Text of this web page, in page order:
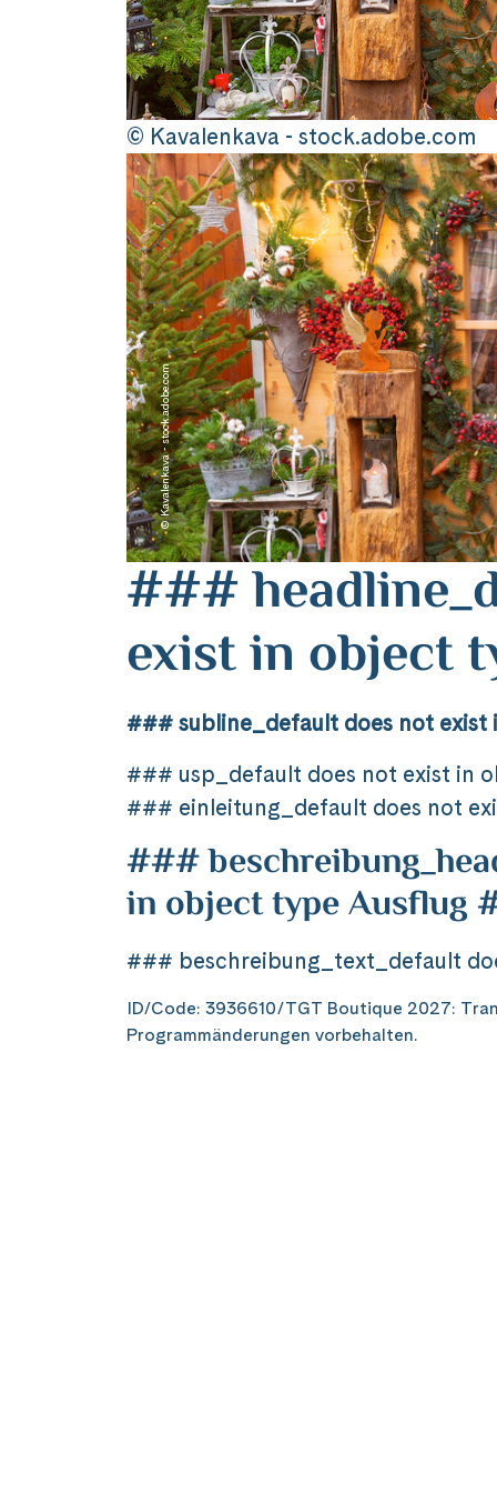
© Kavalenkava - stock.adobe.com
© Kavalenkava - stock.adobe.com
###
exist in object
### subline_default does not
### usp_default does not exist in
### einleitung_default does not
###
in object type Ausflug
### beschreibung_text_default
ID/Code: 3936610/TGT Boutique 2027:
Programmänderungen vorbehalten.